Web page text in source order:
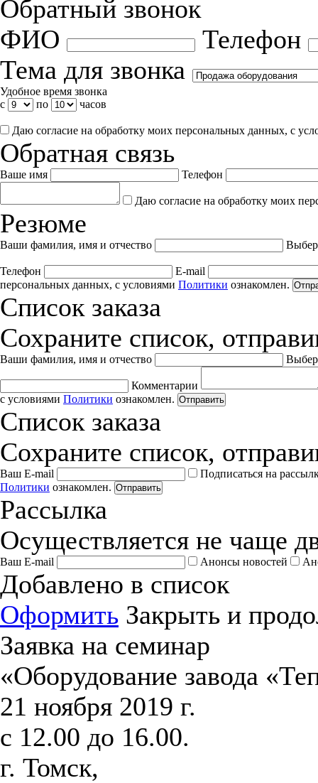
Обратный звонок
ФИО
Телефон
Тема для звонка
Удобное время звонка
с
по часов
Даю согласие на обработку моих персональных данных, с
Обратная связь
Ваше имя Телефон
Даю согласие на обработку моих
Резюме
Ваши фамилия, имя и отчество
Телефон
E-mail
персональных данных, с условиями Политики ознакомлен.
Список заказа
Сохраните список,
Ваши фамилия, имя и отчество
Комментарии
с условиями Политики ознакомлен. Отправить
Список заказа
Сохраните список,
Ваш E-mail
Подписаться на
Политики ознакомлен. Отправить
Рассылка
Осуществляется не чаще
Ваш E-mail Анонсы новостей
Добавлено в список
Оформить Закрыть и
Заявка на семинар
«Оборудование завода
21 ноября 2019 г.
с 12.00 до 16.00.
г. Томск,